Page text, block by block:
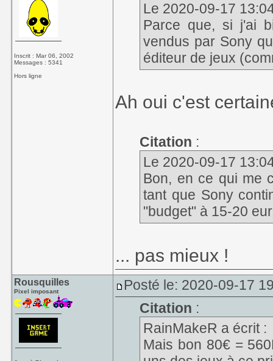
Inscrit : Mar 06, 2002
Messages : 5341
Hors ligne
Le 2020-09-17
Parce que, si j'ai
vendus par Sony
éditeur de jeux
Ah oui c'est
Citation :
Le 2020-09-17
Bon, en ce qui me
tant que Sony
"budget" à 15-20
... pas mieux !
Rousquilles
Pixel imposant
Posté le: 2020-09-17
Citation :
RainMakeR a écrit :
Mais bon 80€ =